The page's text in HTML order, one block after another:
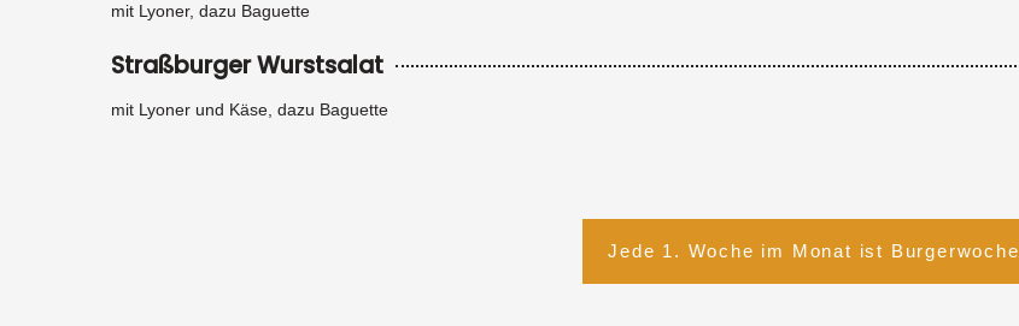
mit Lyoner, dazu Baguette
Straßburger Wurstsalat
mit Lyoner und Käse, dazu Baguette
Jede 1. Woche im Monat ist Burgerwoche